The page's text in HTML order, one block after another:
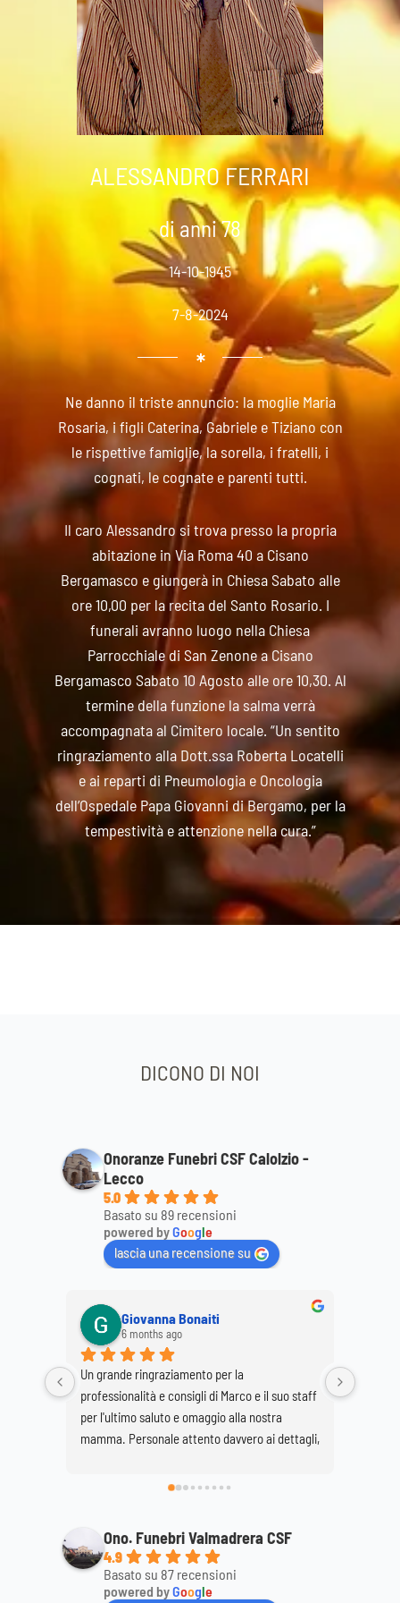
ALESSANDRO FERRARI
di anni 78
14-10-1945
7-8-2024
Ne danno il triste annuncio: la moglie Maria
Rosaria, i figli Caterina, Gabriele e Tiziano con
le rispettive famiglie, la sorella, i fratelli, i
cognati, le cognate e parenti tutti.
Il caro Alessandro si trova presso la propria
abitazione in Via Roma 40 a Cisano
Bergamasco e giungerà in Chiesa Sabato alle
ore 10,00 per la recita del Santo Rosario. I
funerali avranno luogo nella Chiesa
Parrocchiale di San Zenone a Cisano
Bergamasco Sabato 10 Agosto alle ore 10,30. Al
termine della funzione la salma verrà
accompagnata al Cimitero locale. “Un sentito
ringraziamento alla Dott.ssa Roberta Locatelli
e ai reparti di Pneumologia e Oncologia
dell’Ospedale Papa Giovanni di Bergamo, per la
tempestività e attenzione nella cura.”
DICONO DI NOI
Onoranze Funebri CSF Calolzio -
Lecco
5.0
Basato su 89 recensioni
powered byGoogle
lascia una recensione su
Giovanna Bonaiti
6 months ago
Un grande ringraziamento per la
professionalità e consigli di Marco e il suo staff
per l'ultimo saluto e omaggio alla nostra
mamma. Personale attento davvero ai dettagli,
Daniela e Giovanna Bonaiti.
Ono. Funebri Valmadrera CSF
4.9
Basato su 87 recensioni
powered byGoogle